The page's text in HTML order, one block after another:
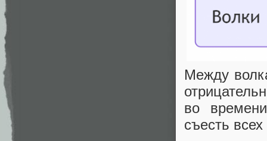
Между
во
съесть